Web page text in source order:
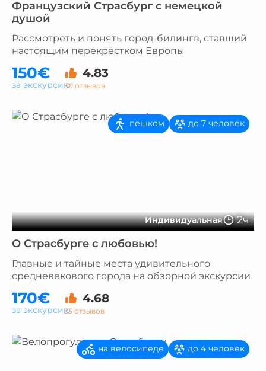
Французский Страсбург с немецкой
душой
Рассмотреть и понять город-билингв, ставший
настоящим перекрёстком Европы
150€ 4.83
30 отзывов
за экскурсию
Индивидуальная 2ч
пешком до 7 человек
О Страсбурге с любовью!
Главные и тайные места удивительного
средневекового города на обзорной экскурсии
170€ 4.68
25 отзывов
за экскурсию
на велосипеде до 4 человек